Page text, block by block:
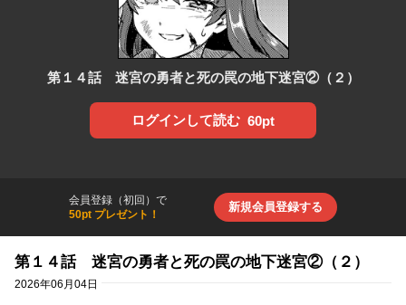
第１４話 迷宮の勇者と死の罠の地下迷宮②（２）
ログインして読む 60pt
会員登録（初回）で
50pt プレゼント！
新規会員登録する
第１４話 迷宮の勇者と死の罠の地下迷宮②（２）
2026年06月04日